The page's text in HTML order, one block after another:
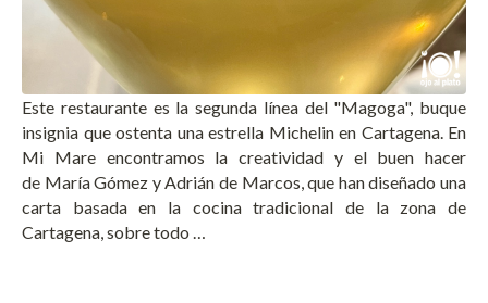
Este restaurante es la segunda línea del "Magoga", buque
insignia que ostenta una estrella Michelin en Cartagena. En
Mi Mare encontramos la creatividad y el buen hacer
de María Gómez y Adrián de Marcos, que han diseñado una
carta basada en la cocina tradicional de la zona de
Cartagena, sobre todo …